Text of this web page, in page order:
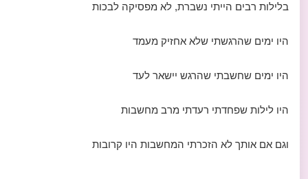
בלילות רבים הייתי נשברת, לא מפסיקה לבכות
היו ימים שהרגשתי שלא אחזיק מעמד
היו ימים שחשבתי שהרגש יישאר לעד
היו לילות שפחדתי רעדתי מרב מחשבות
וגם אם אותך לא הזכרתי המחשבות היו קרובות